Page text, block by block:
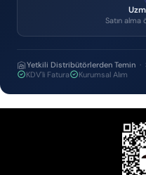
Satın alma
Yetkili Distribütörlerden Temin ·
KDV'li Fatura
Kurumsal Alım